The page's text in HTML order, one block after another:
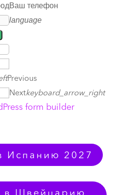
Ваш телефон
language
Previous
Nextkeyboard_arrow_right
form builder
Испанию 2027
в Швейцарию